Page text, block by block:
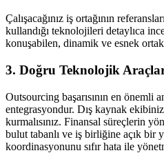
Çalışacağınız iş ortağının
kullandığı teknolojileri detaylıca
konuşabilen, dinamik ve esnek
3. Doğru Teknolojik
Outsourcing başarısının en önemli
entegrasyondur. Dış kaynak
kurmalısınız. Finansal süreçlerin
bulut tabanlı ve iş birliğine açık bir
koordinasyonunu sıfır hata ile